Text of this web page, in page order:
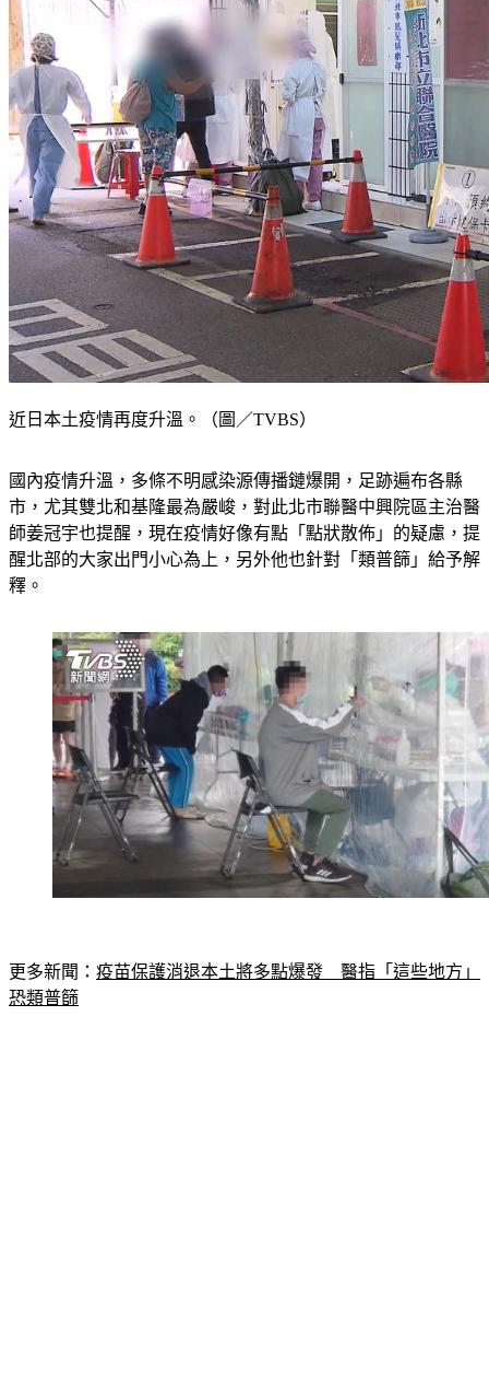
近日本土疫情再度升溫。（圖／TVBS）
國內疫情升溫，多條不明感染源傳播鏈爆開，足跡遍布各縣
市，尤其雙北和基隆最為嚴峻，對此北市聯醫中興院區主治醫
師姜冠宇也提醒，現在疫情好像有點「點狀散佈」的疑慮，提
醒北部的大家出門小心為上，另外他也針對「類普篩」給予解
釋。
更多新聞： 疫苗保護消退本土將多點爆發　醫指「這些地方」
恐類普篩